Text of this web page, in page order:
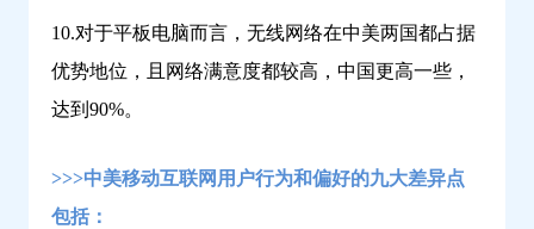
10.对于平板电脑而言，无线网络在中美两国都占据
优势地位，且网络满意度都较高，中国更高一些，
达到90%。
>>>中美移动互联网用户行为和偏好的九大差异点
包括：